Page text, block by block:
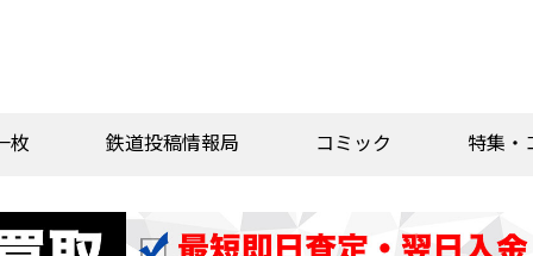
枚 鉄道投稿情報局 コミック 特集・